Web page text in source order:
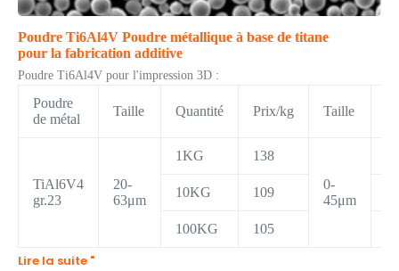
Poudre Ti6Al4V Poudre métallique à base de titane
pour la fabrication additive
Poudre Ti6Al4V pour l'impression 3D :
Poudre
de métal
Taille Quantité Prix/kg Taille
TiAl6V4
gr.23
20-
63μm
1KG
138
0-
45μm
10KG 109
100KG 105
Lire la suite "